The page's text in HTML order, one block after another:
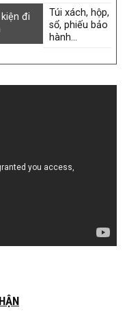
kiện đi
Túi xách, hộp,
sổ, phiếu bảo
hành…